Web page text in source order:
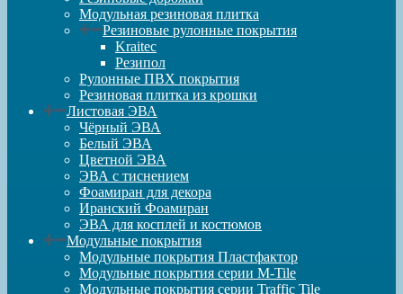
Модульная резиновая плитка
Резиновые рулонные покрытия
Kraitec
Резипол
Рулонные ПВХ покрытия
Резиновая плитка из крошки
Листовая ЭВА
Чёрный ЭВА
Белый ЭВА
Цветной ЭВА
ЭВА с тиснением
Фоамиран для декора
Иранский Фоамиран
ЭВА для косплей и костюмов
Модульные покрытия
Модульные покрытия Пластфактор
Модульные покрытия серии M-Tile
Модульные покрытия серии Traffic Tile